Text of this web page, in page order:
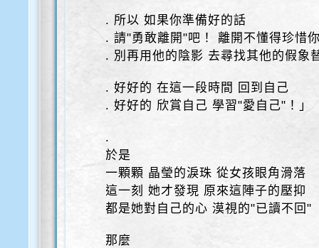
. 所以 如果你準備好的話
. 請"勇敢離開"吧！ 離開不懂得珍惜
. 別再用他的陰影 去尋找其他的假象
. 好好的 在這一段時間 回到自己
. 好好的 欣賞自己 學習"愛自己"！」
.
於是
一顆顆 晶瑩的淚珠 從女孩眼角滑落
這一刻 她才發現 原來這陣子的壓抑
都是她對自己的心 漠視的"已讀不回"
那麼